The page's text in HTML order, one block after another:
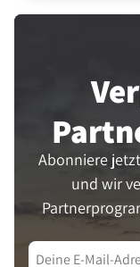
Abonniere
und wir